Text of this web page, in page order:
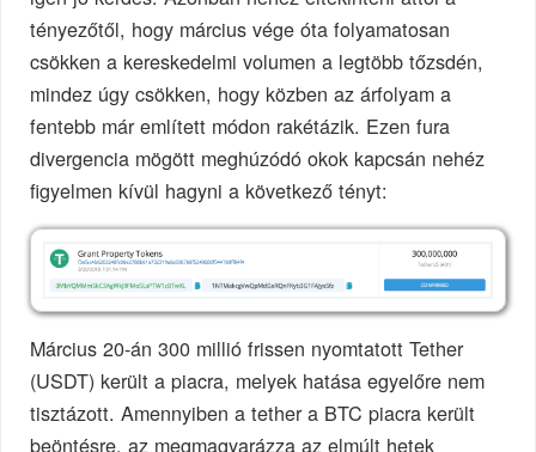
tényezőtől, hogy március vége óta folyamatosan
csökken a kereskedelmi volumen a legtöbb tőzsdén,
mindez úgy csökken, hogy közben az árfolyam a
fentebb már említett módon rakétázik. Ezen fura
divergencia mögött meghúzódó okok kapcsán nehéz
figyelmen kívül hagyni a következő tényt:
Március 20-án 300 millió frissen nyomtatott Tether
(USDT) került a piacra, melyek hatása egyelőre nem
tisztázott. Amennyiben a tether a BTC piacra került
beöntésre, az megmagyarázza az elmúlt hetek